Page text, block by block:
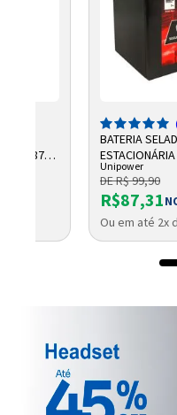
AH F187
BATERIA
7AH F187
Unipower
DE R$ 99,90
R$87,31
Ou em até 2x